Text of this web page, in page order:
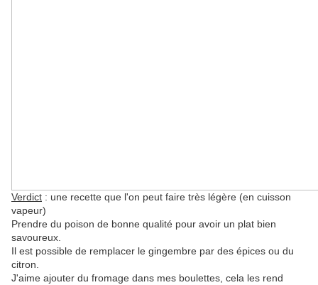
Verdict : une recette que l'on peut faire très légère (en cuisson
vapeur)
Prendre du poison de bonne qualité pour avoir un plat bien
savoureux.
Il est possible de remplacer le gingembre par des épices ou du
citron.
J'aime ajouter du fromage dans mes boulettes, cela les rend